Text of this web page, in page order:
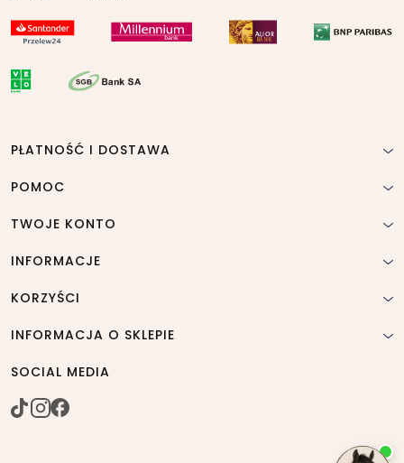
PŁATNOŚĆ I DOSTAWA
POMOC
TWOJE KONTO
INFORMACJE
KORZYŚCI
INFORMACJA O SKLEPIE
SOCIAL MEDIA